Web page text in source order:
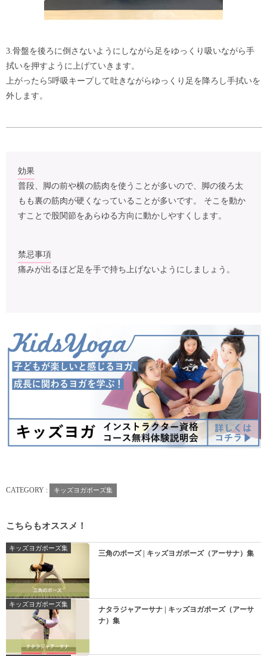
3.骨盤を後ろに倒さないようにしながら足をゆっくり吸いながら手
拭いを押すように上げていきます。
上がったら5呼吸キープして吐きながらゆっくり足を降ろし手拭いを
外します。
効果
普段、脚の前や横の筋肉を使うことが多いので、脚の後ろ太
もも裏の筋肉が硬くなっていることが多いです。 そこを動か
すことで股関節をあらゆる方向に動かしやすくします。
禁忌事項
痛みが出るほど足を手で持ち上げないようにしましょう。
CATEGORY : キッズヨガポーズ集
こちらもオススメ！
キッズヨガポーズ集
三角のポーズ | キッズヨガポーズ（アーサナ）集
キッズヨガポーズ集
ナタラジャアーサナ | キッズヨガポーズ（アーサ
ナ）集